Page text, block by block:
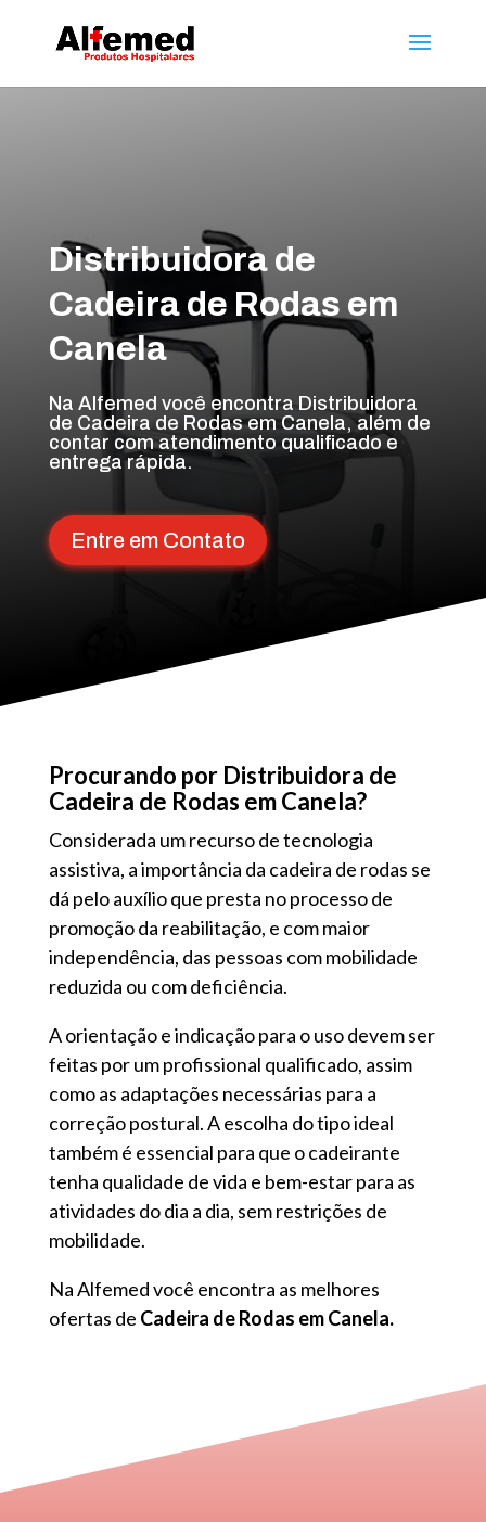
Distribuidora de
Cadeira de Rodas em
Canela
Na Alfemed você encontra Distribuidora
de Cadeira de Rodas em Canela, além de
contar com atendimento qualificado e
entrega rápida.
Entre em Contato
Procurando por Distribuidora de
Cadeira de Rodas em Canela?
Considerada um recurso de tecnologia
assistiva, a importância da cadeira de rodas se
dá pelo auxílio que presta no processo de
promoção da reabilitação, e com maior
independência, das pessoas com mobilidade
reduzida ou com deficiência.
A orientação e indicação para o uso devem ser
feitas por um profissional qualificado, assim
como as adaptações necessárias para a
correção postural. A escolha do tipo ideal
também é essencial para que o cadeirante
tenha qualidade de vida e bem-estar para as
atividades do dia a dia, sem restrições de
mobilidade.
Na Alfemed você encontra as melhores
ofertas de Cadeira de Rodas em Canela.